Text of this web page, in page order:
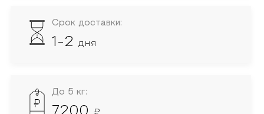
Срок доставки:
1-2 дня
До 5 кг: